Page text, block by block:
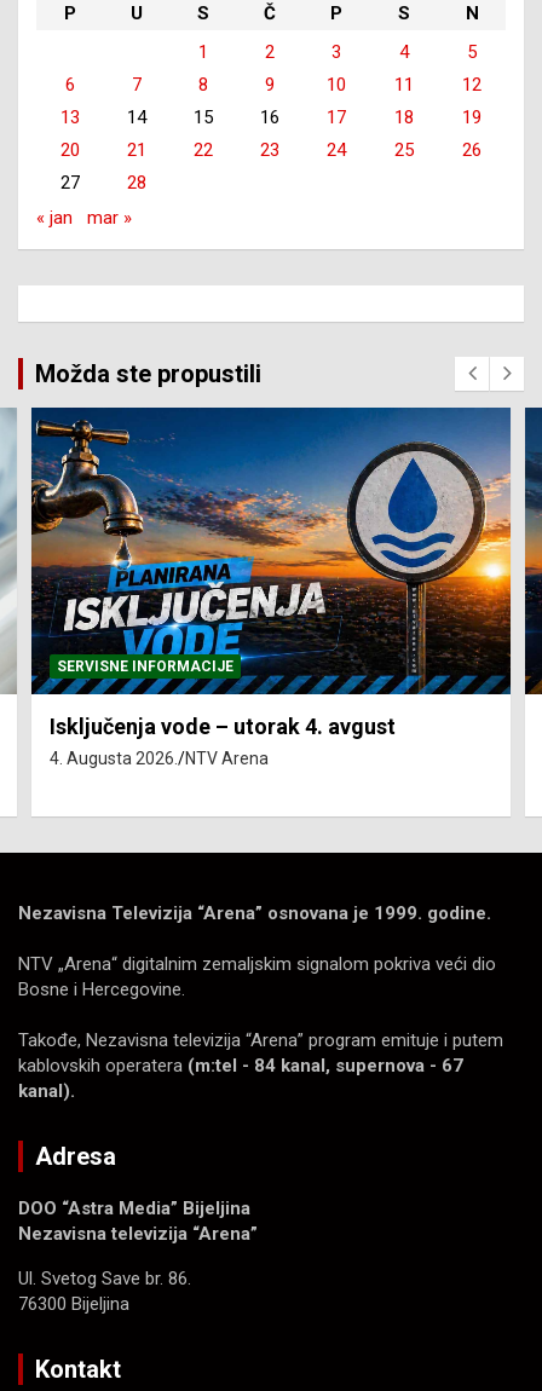
P
U S Č P S
N
1
2 3 4
5
6
7 8 9 10 11
12
13
14 15 16 17 18
19
20
21 22 23 24 25
26
27
28
« jan
mar »
Možda ste propustili
SERVISNE INFORMACIJE
Isključenja vode – utorak 4. avgust
4. Augusta 2026. NTV Arena
Nezavisna Televizija “Arena” osnovana je 1999. godine.
NTV „Arena“ digitalnim zemaljskim signalom pokriva veći dio
Bosne i Hercegovine.
Takođe, Nezavisna televizija “Arena” program emituje i putem
kablovskih operatera (m:tel - 84 kanal, supernova - 67
kanal).
Adresa
DOO “Astra Media” Bijeljina
Nezavisna televizija “Arena”
Ul. Svetog Save br. 86.
76300 Bijeljina
Kontakt